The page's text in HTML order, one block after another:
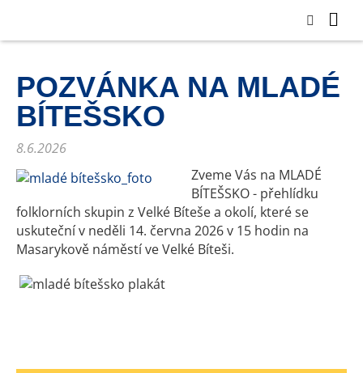
POZVÁNKA NA MLADÉ
BÍTEŠSKO
8.6.2026
Zveme Vás na MLADÉ
BÍTEŠSKO - přehlídku
folklorních skupin z Velké Bíteše a okolí, které se
uskuteční v neděli 14. června 2026 v 15 hodin na
Masarykově náměstí ve Velké Bíteši.